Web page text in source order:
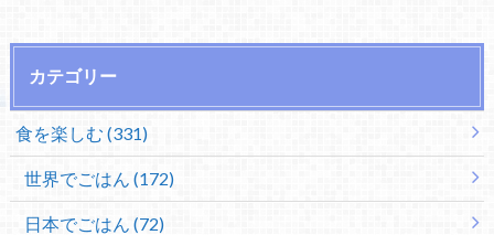
カテゴリー
食を楽しむ (331)
世界でごはん (172)
日本でごはん (72)